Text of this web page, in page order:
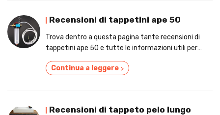
Recensioni di tappetini ape 50
Trova dentro a questa pagina tante recensioni di
tappetini ape 50 e tutte le informazioni utili per
Continua a leggere >
Recensioni di tappeto pelo lungo